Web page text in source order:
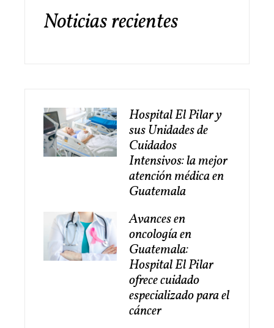
Noticias recientes
Hospital El Pilar y
sus Unidades de
Cuidados
Intensivos: la mejor
atención médica en
Guatemala
Avances en
oncología en
Guatemala:
Hospital El Pilar
ofrece cuidado
especializado para el
cáncer